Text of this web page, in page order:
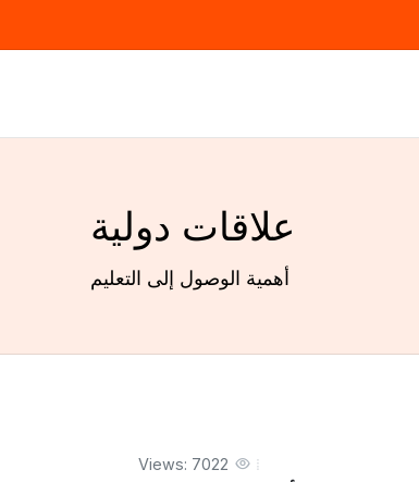
علاقات دولية
أهمية الوصول إلى التعليم
Views: 7022